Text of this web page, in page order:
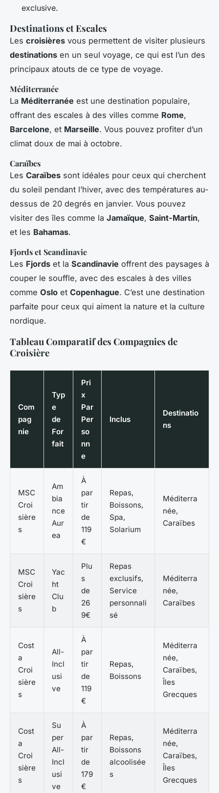
exclusive.
Destinations et Escales
Les croisières vous permettent de visiter plusieurs
destinations en un seul voyage, ce qui est l’un des
principaux atouts de ce type de voyage.
Méditerranée
La Méditerranée est une destination populaire,
offrant des escales à des villes comme Rome,
Barcelone, et Marseille. Vous pouvez profiter d’un
climat doux de mai à octobre.
Caraïbes
Les Caraïbes sont idéales pour ceux qui cherchent
du soleil pendant l’hiver, avec des températures au-
dessus de 20 degrés en janvier. Vous pouvez
visiter des îles comme la Jamaïque, Saint-Martin,
et les Bahamas.
Fjords et Scandinavie
Les Fjords et la Scandinavie offrent des paysages à
couper le souffle, avec des escales à des villes
comme Oslo et Copenhague. C’est une destination
parfaite pour ceux qui aiment la nature et la culture
nordique.
Tableau Comparatif des Compagnies de
Croisière
Com
pag
nie
Typ
e
de
For
fait
Pri
x
Par
Per
so
nn
e
Inclus
Destinatio
ns
MSC
Croi
sière
s
Am
bia
nce
Aur
ea
À
par
tir
de
119
€
Repas,
Boissons,
Spa,
Solarium
Méditerra
née,
Caraïbes
MSC
Croi
sière
s
Yac
ht
Clu
b
Plu
s
de
26
9€
Repas
exclusifs,
Service
personnali
sé
Méditerra
née,
Caraïbes
Cost
a
Croi
sière
s
All-
Incl
usi
ve
À
par
tir
de
119
€
Repas,
Boissons
Méditerra
née,
Caraïbes,
Îles
Grecques
Cost
a
Croi
sière
s
Su
per
All-
Incl
usi
ve
À
par
tir
de
179
€
Repas,
Boissons
alcoolisée
s
Méditerra
née,
Caraïbes,
Îles
Grecques